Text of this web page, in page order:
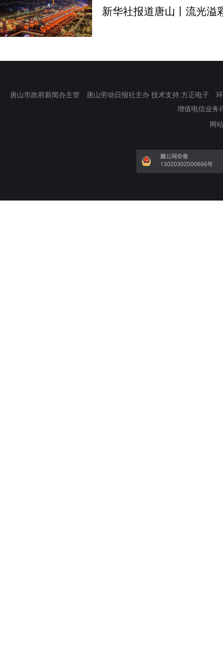
新华社报道唐山丨流光溢
唐山市政府新闻办主管 唐山劳动日报社主办 技术支持:方正电子
增值电信业务
网